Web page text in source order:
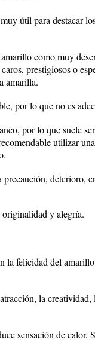
útil para destacar
como muy
prestigiosos o
amarilla.
por lo que no es
por lo que suele
utilizar
deterioro,
y alegría.
la felicidad del
la
sensación de calor.